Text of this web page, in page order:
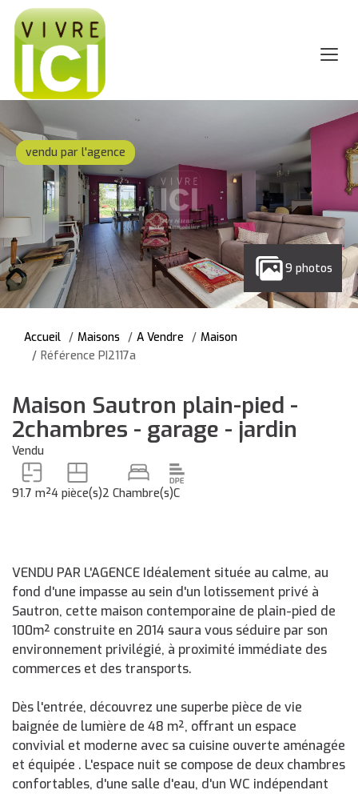
vendu par l'agence
9 photos
Accueil Maisons A Vendre
Maison
Référence PI2117a
Maison Sautron plain-pied -
2chambres - garage - jardin
Vendu
91.7 m²4 pièce(s)2 Chambre(s)C
VENDU PAR L'AGENCE Idéalement située au calme, au
fond d'une impasse au sein d'un lotissement privé à
Sautron, cette maison contemporaine de plain-pied de
100m² construite en 2014 saura vous séduire par son
environnement privilégié, à proximité immédiate des
commerces et des transports.
Dès l'entrée, découvrez une superbe pièce de vie
baignée de lumière de 48 m², offrant un espace
convivial et moderne avec sa cuisine ouverte aménagée
et équipée . L'espace nuit se compose de deux chambres
confortables, d'une salle d'eau, d'un WC indépendant